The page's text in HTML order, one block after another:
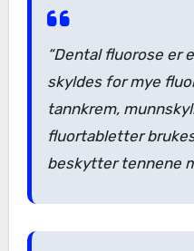
“Dental fluorose er
skyldes for mye
tannkrem,
fluortabletter
beskytter tennene